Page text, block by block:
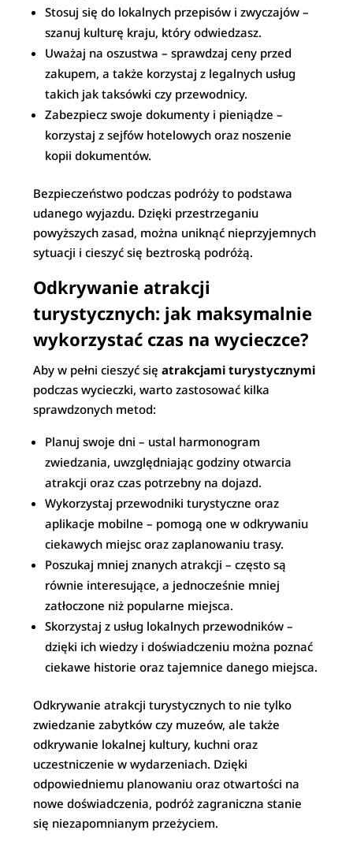
Stosuj się do lokalnych przepisów i zwyczajów –
szanuj kulturę kraju, który odwiedzasz.
Uważaj na oszustwa – sprawdzaj ceny przed
zakupem, a także korzystaj z legalnych usług
takich jak taksówki czy przewodnicy.
Zabezpiecz swoje dokumenty i pieniądze –
korzystaj z sejfów hotelowych oraz noszenie
kopii dokumentów.
Bezpieczeństwo podczas podróży to podstawa
udanego wyjazdu. Dzięki przestrzeganiu
powyższych zasad, można uniknąć nieprzyjemnych
sytuacji i cieszyć się beztroską podróżą.
Odkrywanie atrakcji
turystycznych: jak maksymalnie
wykorzystać czas na wycieczce?
Aby w pełni cieszyć sięatrakcjami turystycznymi
podczas wycieczki, warto zastosować kilka
sprawdzonych metod:
Planuj swoje dni – ustal harmonogram
zwiedzania, uwzględniając godziny otwarcia
atrakcji oraz czas potrzebny na dojazd.
Wykorzystaj przewodniki turystyczne oraz
aplikacje mobilne – pomogą one w odkrywaniu
ciekawych miejsc oraz zaplanowaniu trasy.
Poszukaj mniej znanych atrakcji – często są
równie interesujące, a jednocześnie mniej
zatłoczone niż popularne miejsca.
Skorzystaj z usług lokalnych przewodników –
dzięki ich wiedzy i doświadczeniu można poznać
ciekawe historie oraz tajemnice danego miejsca.
Odkrywanie atrakcji turystycznych to nie tylko
zwiedzanie zabytków czy muzeów, ale także
odkrywanie lokalnej kultury, kuchni oraz
uczestniczenie w wydarzeniach. Dzięki
odpowiedniemu planowaniu oraz otwartości na
nowe doświadczenia, podróż zagraniczna stanie
się niezapomnianym przeżyciem.